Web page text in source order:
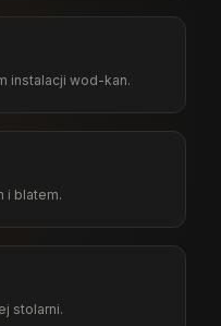
instalacji wod-kan.
i blatem.
stolarni.